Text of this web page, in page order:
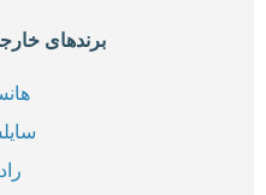
برندهای